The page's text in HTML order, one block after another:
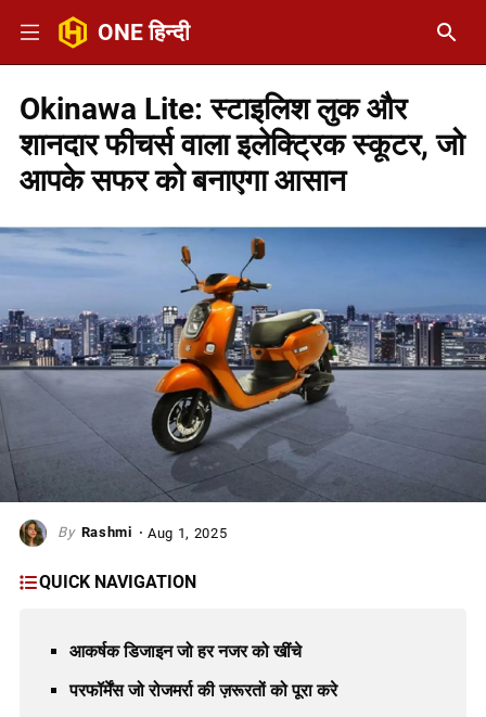
ONE हिन्दी
Okinawa Lite: स्टाइलिश लुक और
शानदार फीचर्स वाला इलेक्ट्रिक स्कूटर, जो
आपके सफर को बनाएगा आसान
Rashmi Aug 1, 2025
QUICK NAVIGATION
आकर्षक डिजाइन जो हर नजर को खींचे
परफॉर्मेंस जो रोजमर्रा की ज़रूरतों को पूरा करे